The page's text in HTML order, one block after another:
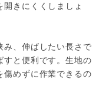
きにくくしましょ
み、伸ばしたい長さで
すと便利です。生地の
傷めずに作業できるの